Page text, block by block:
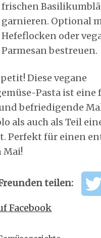
frischen
garnieren. Optional
Hefeflocken oder
Parmesan bestreuen.
Diese vegane
Pasta ist eine
befriedigende
als auch als Teil
Perfekt für einen
Mai!
teilen:
Facebook